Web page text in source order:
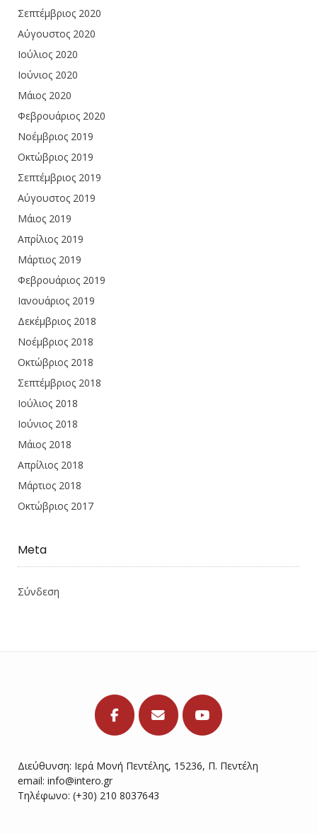
Σεπτέμβριος 2020
Αύγουστος 2020
Ιούλιος 2020
Ιούνιος 2020
Μάιος 2020
Φεβρουάριος 2020
Νοέμβριος 2019
Οκτώβριος 2019
Σεπτέμβριος 2019
Αύγουστος 2019
Μάιος 2019
Απρίλιος 2019
Μάρτιος 2019
Φεβρουάριος 2019
Ιανουάριος 2019
Δεκέμβριος 2018
Νοέμβριος 2018
Οκτώβριος 2018
Σεπτέμβριος 2018
Ιούλιος 2018
Ιούνιος 2018
Μάιος 2018
Απρίλιος 2018
Μάρτιος 2018
Οκτώβριος 2017
Meta
Σύνδεση
Διεύθυνση: Ιερά Μονή Πεντέλης, 15236, Π. Πεντέλη
email: info@intero.gr
Τηλέφωνο: (+30) 210 8037643